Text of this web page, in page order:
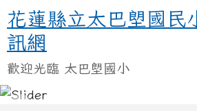
跳至主內容區
花蓮縣立太巴塱國民
花蓮縣立太巴塱國民
訊網
歡迎光臨 太巴塱國小